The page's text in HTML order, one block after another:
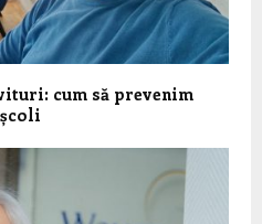
cum să prevenim